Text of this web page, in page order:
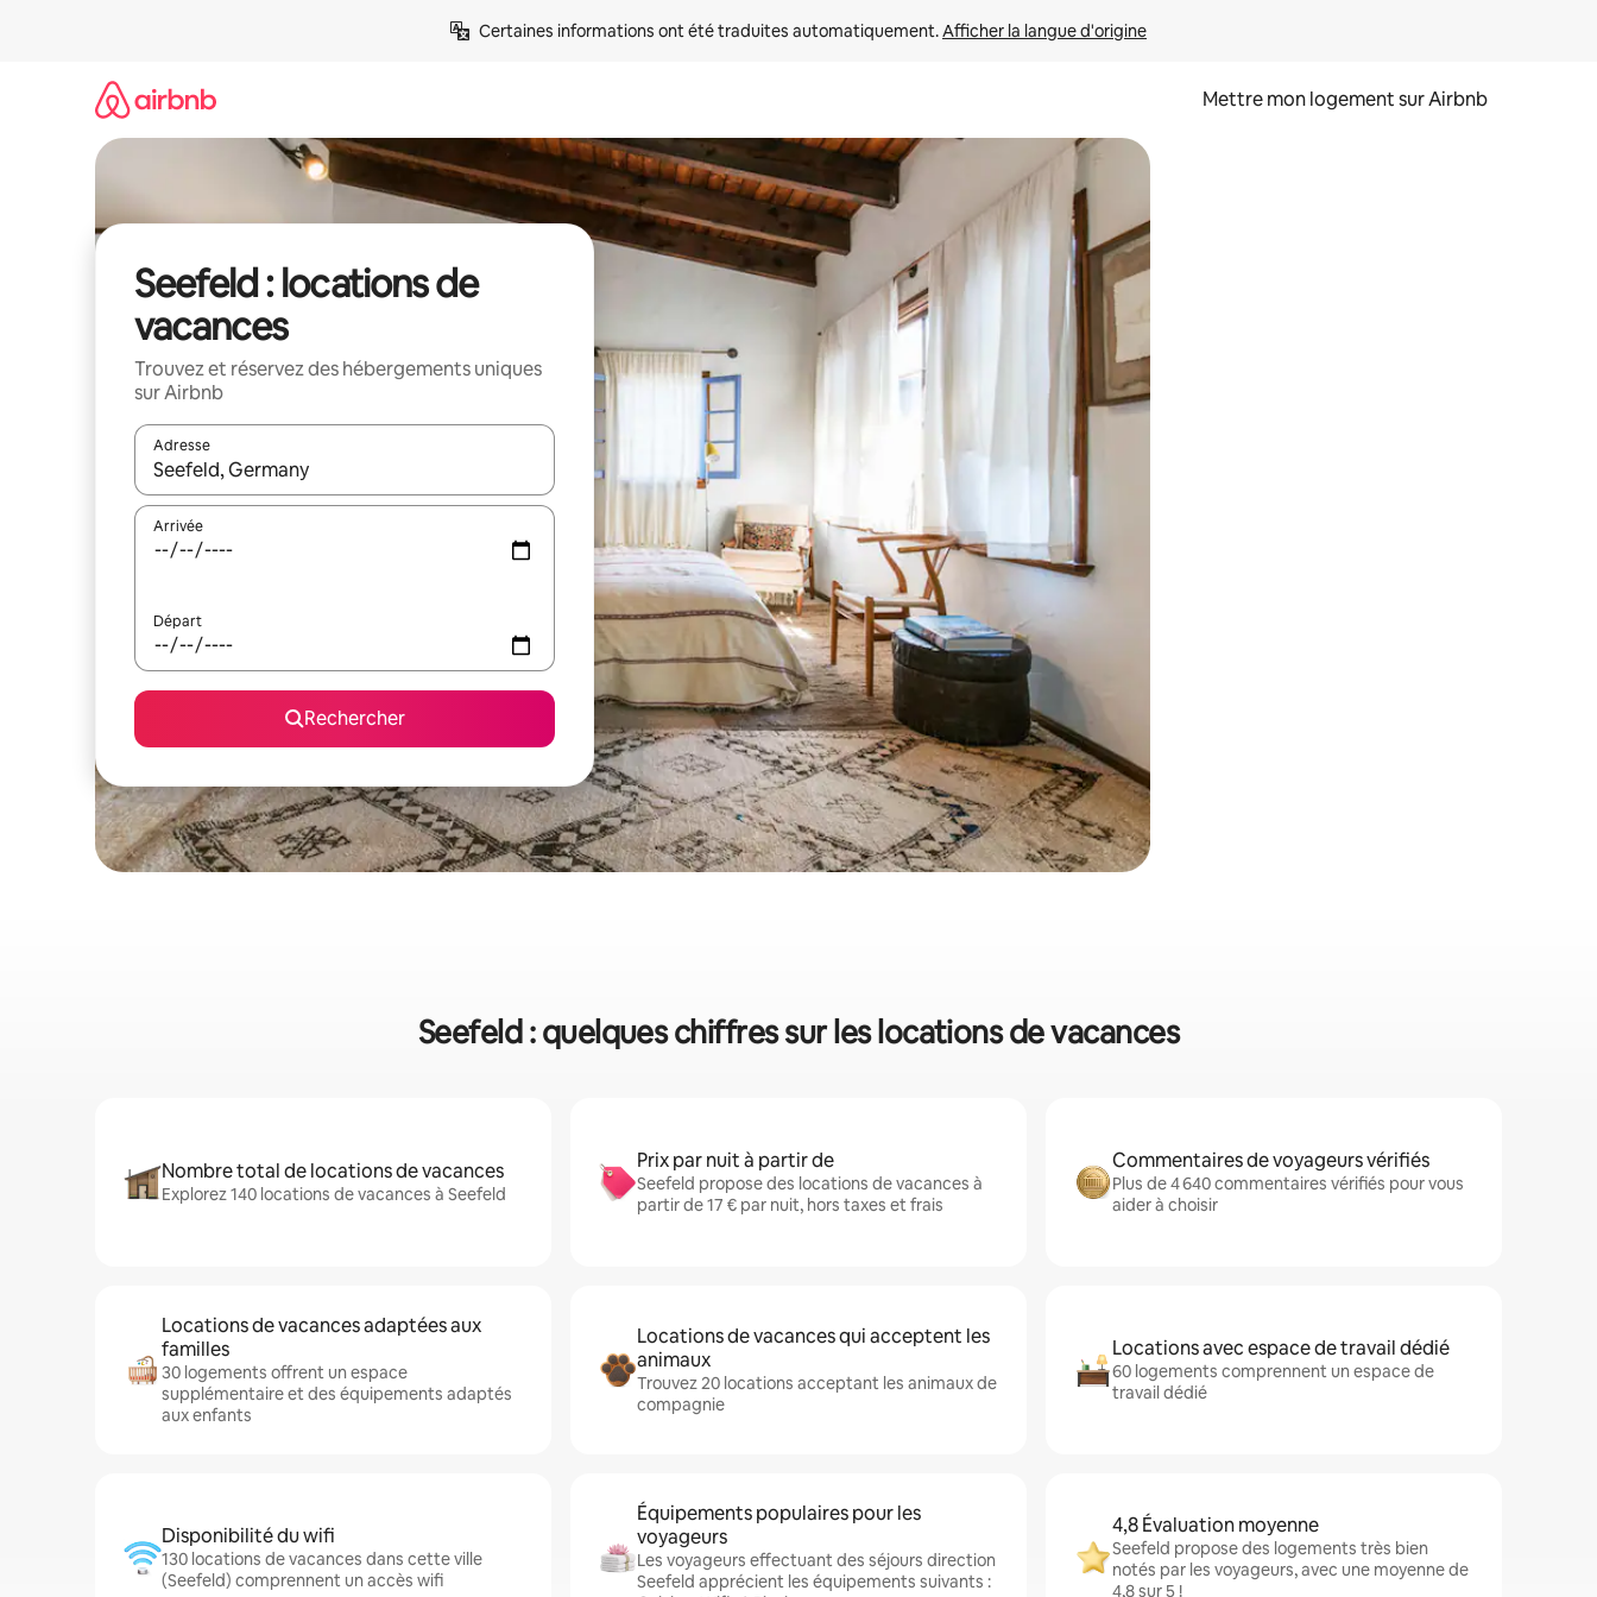
Certaines informations ont été traduites automatiquement. Afficher la langue d'origine
Mettre mon logement sur Airbnb
Seefeld : locations de
vacances
Trouvez et réservez des hébergements uniques
sur Airbnb
Adresse
Lorsque les résultats s'affichent, utilisez les flèches vers le haut et vers le bas pour les parcourir ou en appuyant et en faisant glisser.
Arrivée
Départ
Rechercher
Seefeld : quelques chiffres sur les locations de vacances
Nombre total de locations de vacances
Explorez 140 locations de vacances à Seefeld
Prix par nuit à partir de
Seefeld propose des locations de vacances à
partir de 17 € par nuit, hors taxes et frais
Commentaires de voyageurs vérifiés
Plus de 4 640 commentaires vérifiés pour vous
aider à choisir
Locations de vacances adaptées aux
familles
30 logements offrent un espace
supplémentaire et des équipements adaptés
aux enfants
Locations de vacances qui acceptent les
animaux
Trouvez 20 locations acceptant les animaux de
compagnie
Locations avec espace de travail dédié
60 logements comprennent un espace de
travail dédié
Disponibilité du wifi
130 locations de vacances dans cette ville
(Seefeld) comprennent un accès wifi
Équipements populaires pour les
voyageurs
Les voyageurs effectuant des séjours direction
Seefeld apprécient les équipements suivants :
4,8 Évaluation moyenne
Seefeld propose des logements très bien
notés par les voyageurs, avec une moyenne de
4,8 sur 5 !